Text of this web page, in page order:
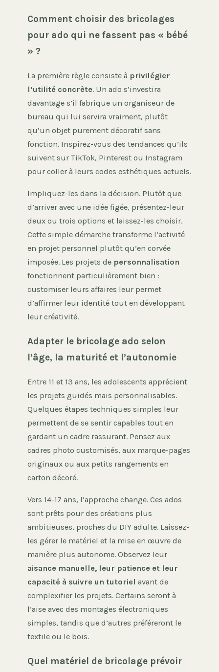
Comment choisir des bricolages
pour ado qui ne fassent pas « bébé
» ?
La première règle consiste à privilégier
l’utilité concrète. Un ado s’investira
davantage s’il fabrique un organiseur de
bureau qui lui servira vraiment, plutôt
qu’un objet purement décoratif sans
fonction. Inspirez-vous des tendances qu’ils
suivent sur TikTok, Pinterest ou Instagram
pour coller à leurs codes esthétiques actuels.
Impliquez-les dans la décision. Plutôt que
d’arriver avec une idée figée, présentez-leur
deux ou trois options et laissez-les choisir.
Cette simple démarche transforme l’activité
en projet personnel plutôt qu’en corvée
imposée. Les projets de personnalisation
fonctionnent particulièrement bien :
customiser leurs affaires leur permet
d’affirmer leur identité tout en développant
leur créativité.
Adapter le bricolage ado selon
l’âge, la maturité et l’autonomie
Entre 11 et 13 ans, les adolescents apprécient
les projets guidés mais personnalisables.
Quelques étapes techniques simples leur
permettent de se sentir capables tout en
gardant un cadre rassurant. Pensez aux
cadres photo customisés, aux marque-pages
originaux ou aux petits rangements en
carton décoré.
Vers 14-17 ans, l’approche change. Ces ados
sont prêts pour des créations plus
ambitieuses, proches du DIY adulte. Laissez-
les gérer le matériel et la mise en œuvre de
manière plus autonome. Observez leur
aisance manuelle, leur patience et leur
capacité à suivre un tutoriel avant de
complexifier les projets. Certains seront à
l’aise avec des montages électroniques
simples, tandis que d’autres préféreront le
textile ou le bois.
Quel matériel de bricolage prévoir